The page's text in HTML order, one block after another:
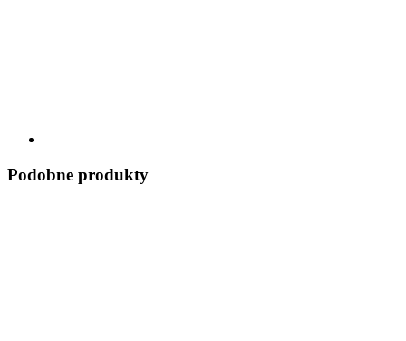
Podobne produkty